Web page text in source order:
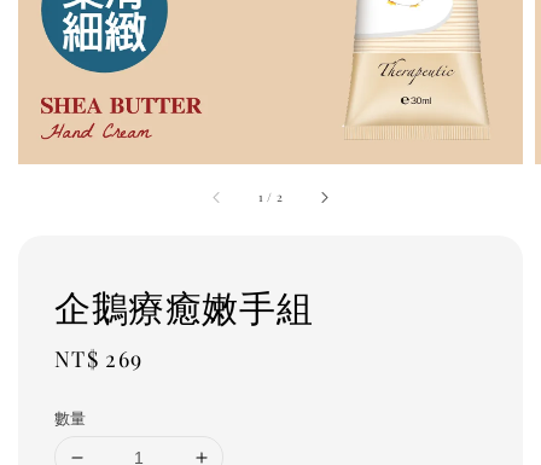
1 / 2
企鵝療癒嫩手組
Regular
NT$ 269
數量